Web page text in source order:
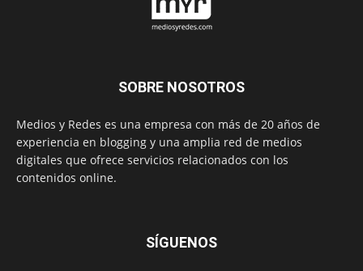
SOBRE NOSOTROS
Medios y Redes es una empresa con más de 20 años de
experiencia en blogging y una amplia red de medios
digitales que ofrece servicios relacionados con los
contenidos online.
SÍGUENOS